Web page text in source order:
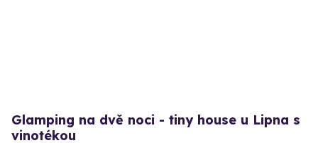
Glamping na dvě noci - tiny house u Lipna s
vinotékou